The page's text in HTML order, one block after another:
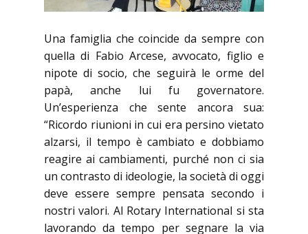
Una famiglia che coincide da sempre con
quella di Fabio Arcese, avvocato, figlio e
nipote di socio, che seguirà le orme del
papà, anche lui fu governatore.
Un’esperienza che sente ancora sua:
“Ricordo riunioni in cui era persino vietato
alzarsi, il tempo è cambiato e dobbiamo
reagire ai cambiamenti, purché non ci sia
un contrasto di ideologie, la società di oggi
deve essere sempre pensata secondo i
nostri valori. Al Rotary International si sta
lavorando da tempo per segnare la via